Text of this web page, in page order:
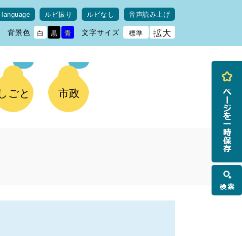
language ルビ振り ルビなし 音声読み上げ
背景色 白 黒 青 文字サイズ 標準 拡大
ごと 市政